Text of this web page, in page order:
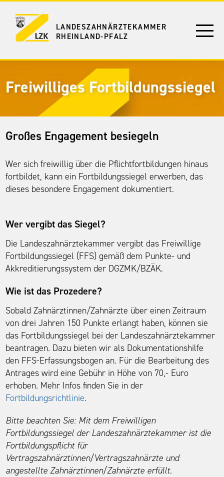
LANDESZAHNÄRZTEKAMMER
RHEINLAND-PFALZ
Freiwilliges Fortbildungssiegel
Großes Engagement besiegeln
Wer sich freiwillig über die Pflichtfortbildungen hinaus
fortbildet, kann ein Fortbildungssiegel erwerben, das
dieses besondere Engagement dokumentiert.
Wer vergibt das Siegel?
Die Landeszahnärztekammer vergibt das Freiwillige
Fortbildungssiegel (FFS) gemäß dem Punkte- und
Akkreditierungssystem der DGZMK/BZÄK.
Wie ist das Prozedere?
Sobald Zahnärztinnen/Zahnärzte über einen Zeitraum
von drei Jahren 150 Punkte erlangt haben, können sie
das Fortbildungssiegel bei der Landeszahnärztekammer
beantragen. Dazu bieten wir als Dokumentationshilfe
den FFS-Erfassungsbogen an. Für die Bearbeitung des
Antrages wird eine Gebühr in Höhe von 70,- Euro
erhoben. Mehr Infos finden Sie in der
Fortbildungsrichtlinie.
Bitte beachten Sie: Mit dem Freiwilligen
Fortbildungssiegel der Landeszahnärztekammer ist die
Fortbildungspflicht für
Vertragszahnärztinnen/Vertragszahnärzte und
angestellte Zahnärztinnen/Zahnärzte erfüllt.